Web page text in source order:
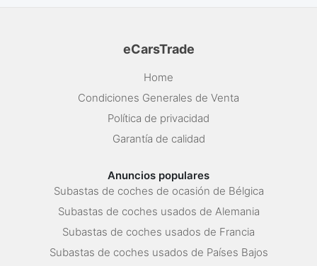
eCarsTrade
Home
Condiciones Generales de Venta
Política de privacidad
Garantía de calidad
Anuncios populares
Subastas de coches de ocasión de Bélgica
Subastas de coches usados de Alemania
Subastas de coches usados de Francia
Subastas de coches usados de Países Bajos